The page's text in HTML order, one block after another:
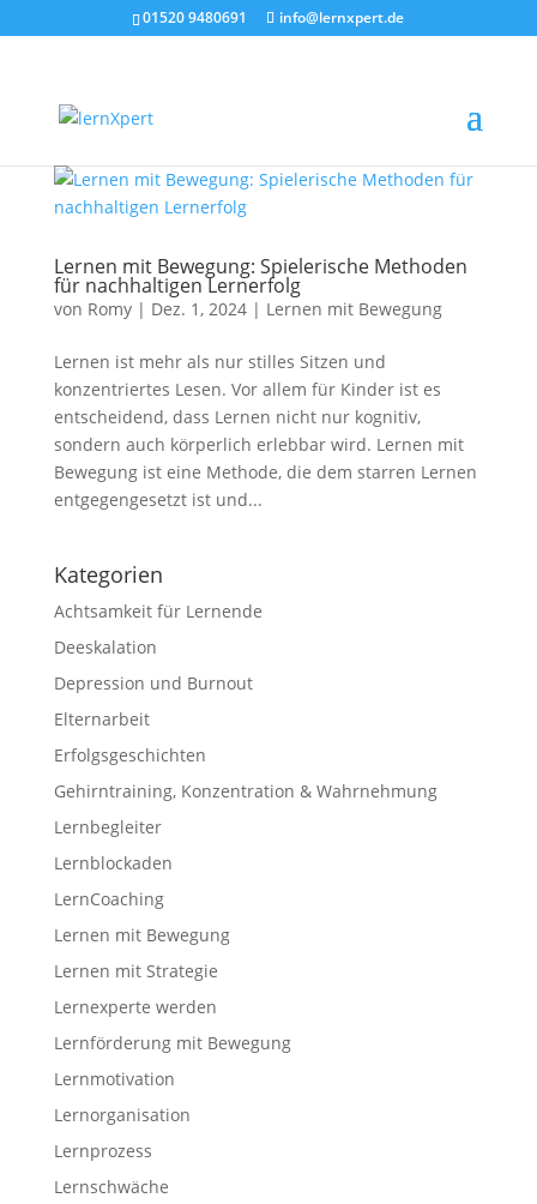
01520 9480691 info@lernxpert.de
Lernen mit Bewegung: Spielerische Methoden
für nachhaltigen Lernerfolg
von Romy| Dez. 1, 2024| Lernen mit Bewegung
Lernen ist mehr als nur stilles Sitzen und
konzentriertes Lesen. Vor allem für Kinder ist es
entscheidend, dass Lernen nicht nur kognitiv,
sondern auch körperlich erlebbar wird. Lernen mit
Bewegung ist eine Methode, die dem starren Lernen
entgegengesetzt ist und...
Kategorien
Achtsamkeit für Lernende
Deeskalation
Depression und Burnout
Elternarbeit
Erfolgsgeschichten
Gehirntraining, Konzentration & Wahrnehmung
Lernbegleiter
Lernblockaden
LernCoaching
Lernen mit Bewegung
Lernen mit Strategie
Lernexperte werden
Lernförderung mit Bewegung
Lernmotivation
Lernorganisation
Lernprozess
Lernschwäche